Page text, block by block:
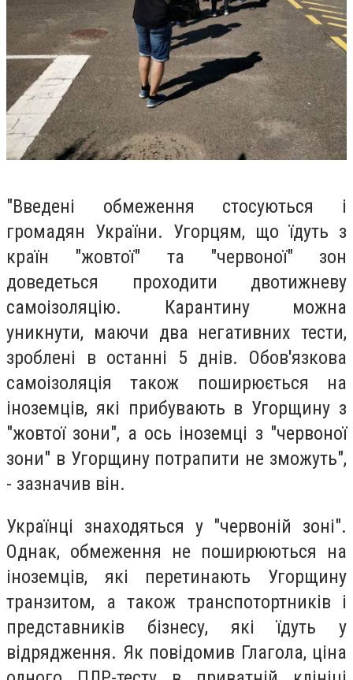
"Введені обмеження стосуються і
громадян України. Угорцям, що їдуть з
країн "жовтої" та "червоної" зон
доведеться проходити двотижневу
самоізоляцію. Карантину можна
уникнути, маючи два негативних тести,
зроблені в останні 5 днів. Обов'язкова
самоізоляція також поширюється на
іноземців, які прибувають в Угорщину з
"жовтої зони", а ось іноземці з "червоної
зони" в Угорщину потрапити не зможуть",
- зазначив він.
Українці знаходяться у "червоній зоні".
Однак, обмеження не поширюються на
іноземців, які перетинають Угорщину
транзитом, а також транспотортників і
представників бізнесу, які їдуть у
відрядження. Як повідомив Глагола, ціна